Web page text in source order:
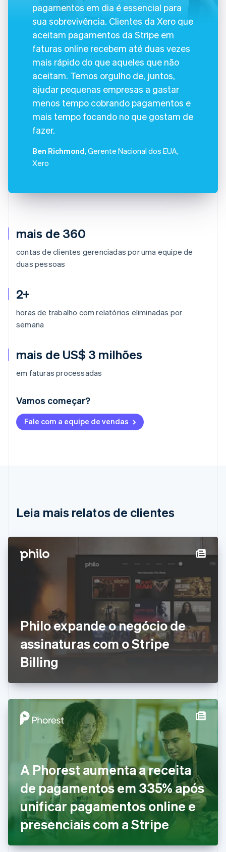
mais de 360
contas de clientes gerenciadas por uma equipe de
duas pessoas
2+
horas de trabalho com relatórios eliminadas por
semana
mais de US$ 3 milhões
em faturas processadas
Vamos começar?
Fale com a equipe de vendas
pagamentos em dia é essencial para
sua sobrevivência. Clientes da Xero que
aceitam pagamentos da Stripe em
faturas online recebem até duas vezes
mais rápido do que aqueles que não
aceitam. Temos orgulho de, juntos,
ajudar pequenas empresas a gastar
menos tempo cobrando pagamentos e
mais tempo focando no que gostam de
fazer.
Ben Richmond, Gerente Nacional dos EUA,
Xero
Leia mais relatos de clientes
Philo expande o negócio de
assinaturas com o Stripe
Billing
A Phorest aumenta a receita
de pagamentos em 335% após
unificar pagamentos online e
presenciais com a Stripe
DeutschEnglish
Austrália
Bulgária
China continental
Dinamarca
English
Emirados Árabes Unidos
English
Eslováquia
English
EnglishItaliano
Espanha
English
Estados Unidos
Español 简体中文
Estônia
English
Finlândia
EnglishSvenska
França
FrançaisEnglish
Gibraltar
English
Grécia
English
English